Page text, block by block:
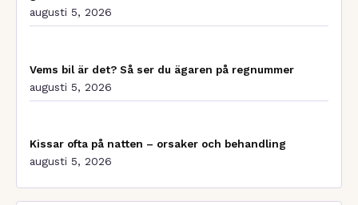
augusti 5, 2026
Vems bil är det? Så ser du ägaren på regnummer
augusti 5, 2026
Kissar ofta på natten – orsaker och behandling
augusti 5, 2026